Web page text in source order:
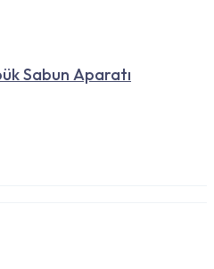
Sabun Aparatı